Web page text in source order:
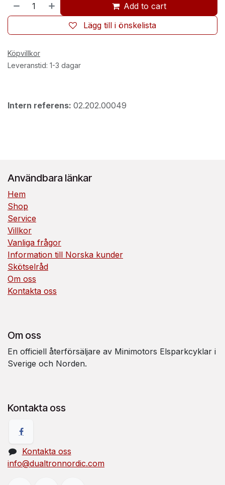
Add to cart
Lägg till i önskelista
Köpvillkor
Leveranstid: 1-3 dagar
Intern referens: 02.202.00049
Användbara länkar
Hem
Shop
Service
Villkor
Vanliga frågor
Information till Norska kunder
Skötselråd
Om oss
Kontakta oss
Om oss
En officiell återförsäljare av Minimotors Elsparkcyklar i
Sverige och Norden.
Kontakta oss
Kontakta oss
info@dualtronnordic.com